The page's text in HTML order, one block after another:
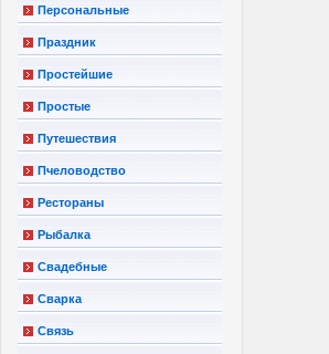
Персональные
Праздник
Простейшие
Простые
Путешествия
Пчеловодство
Рестораны
Рыбалка
Свадебные
Сварка
Связь